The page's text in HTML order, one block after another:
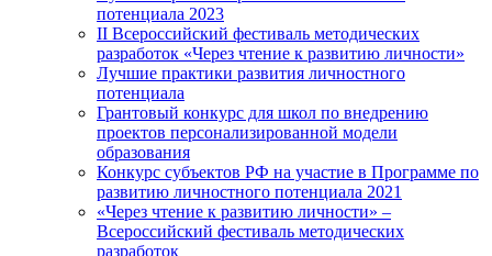
потенциала 2023
II Всероссийский фестиваль методических
разработок «Через чтение к развитию личности»
Лучшие практики развития личностного
потенциала
Грантовый конкурс для школ по внедрению
проектов персонализированной модели
образования
Конкурс субъектов РФ на участие в Программе по
развитию личностного потенциала 2021
«Через чтение к развитию личности» –
Всероссийский фестиваль методических
разработок